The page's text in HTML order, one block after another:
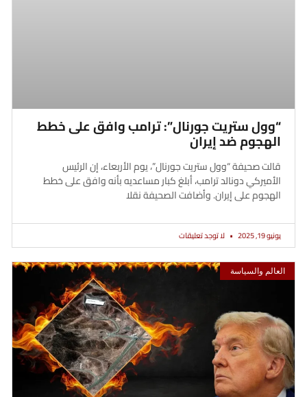
“وول ستريت جورنال”: ترامب وافق على خطط
الهجوم ضد إيران
قالت صحيفة “وول ستريت جورنال”، يوم الأربعاء، إن الرئيس
الأميركي دونالد ترامب، أبلغ كبار مساعديه بأنه وافق على خطط
الهجوم على إيران. وأضافت الصحيفة نقلا
يونيو 19, 2025 لا توجد تعليقات
العالم والسياسة